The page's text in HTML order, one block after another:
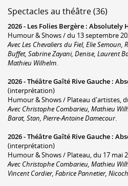
Spectacles au théâtre (36)
2026 - Les Folies Bergère : Absolutely
Humour & Shows / du 13 septembre
Avec Les Chevaliers du Fiel, Elie
Buffet, Sabrine Zayani, Denise, Laurent
Mathieu Wilhelm
2026 -Théâtre Gaîté Rive Gauche :
(interprétation)
Humour & Shows / Plateau d'artistes,
Avec Christophe Combarieu, Mathieu
Barat, Stan, Pierre-Antoine Damecour.
2026 -Théâtre Gaîté Rive Gauche :
(interprétation)
Humour & Shows / Plateau, du 17 mai
Avec Christophe Combarieu, Mathieu
Vincent Cordier, Fabrice Pannetier, Nicoch